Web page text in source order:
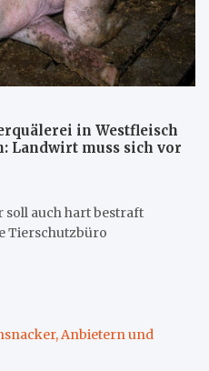
in Westfleisch
Landwirt muss sich vor
soll auch hart bestraft
Tierschutzbüro
Anbietern und